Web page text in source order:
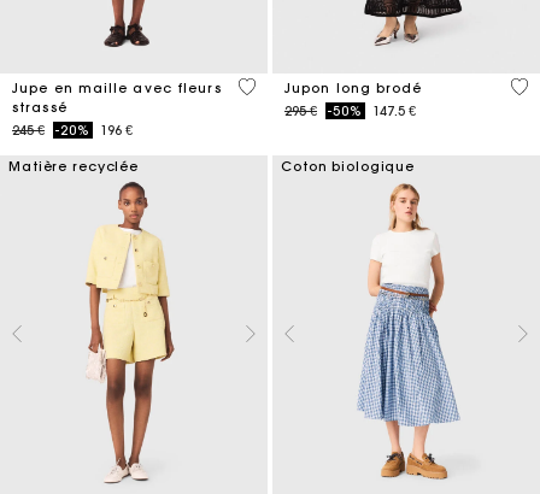
Jupe en maille avec fleurs
strassé
Price reduced from
245 €to-20% 196 €
4,2 out of 5 Customer Rating
Jupon long brodé
Price reduced from
295 €to-50% 147.5 €
5
Matière recyclée Coton biologique